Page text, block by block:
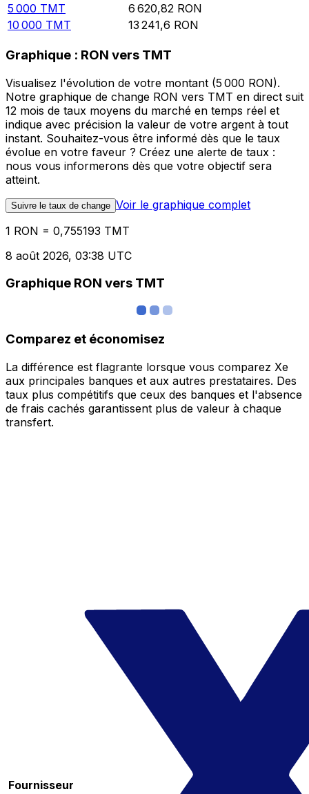
5 000 TMT 6 620,82 RON
10 000 TMT 13 241,6 RON
Graphique : RON vers TMT
Visualisez l'évolution de votre montant (5 000 RON).
Notre graphique de change RON vers TMT en direct suit
12 mois de taux moyens du marché en temps réel et
indique avec précision la valeur de votre argent à tout
instant. Souhaitez-vous être informé dès que le taux
évolue en votre faveur ? Créez une alerte de taux :
nous vous informerons dès que votre objectif sera
atteint.
Suivre le taux de change Voir le graphique complet
1 RON = 0,755193 TMT
8 août 2026, 03:38 UTC
Graphique RON vers TMT
Comparez et économisez
La différence est flagrante lorsque vous comparez Xe
aux principales banques et aux autres prestataires. Des
taux plus compétitifs que ceux des banques et l'absence
de frais cachés garantissent plus de valeur à chaque
transfert.
Fournisseur